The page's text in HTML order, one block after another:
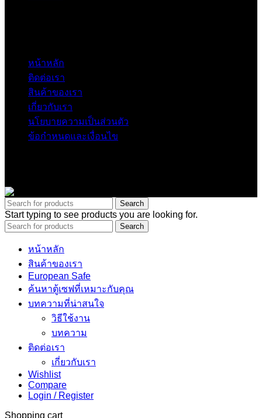
หน้าหลัก
ติดต่อเรา
สินค้าของเรา
เกี่ยวกับเรา
นโยบายความเป็นส่วนตัว
ข้อกำหนดและเงื่อนไข
Search
Start typing to see products you are looking for.
Search
หน้าหลัก
สินค้าของเรา
European Safe
ค้นหาตู้เซฟที่เหมาะกับคุณ
บทความที่น่าสนใจ
วิธีใช้งาน
บทความ
ติดต่อเรา
เกี่ยวกับเรา
Wishlist
Compare
Login / Register
Shopping cart